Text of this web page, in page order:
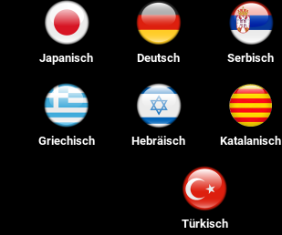
Japanisch Deutsch Serbisch
Griechisch Hebräisch Katalanisch
Türkisch